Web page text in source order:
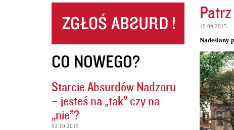
CO NOWEGO?
Starcie Absurdów Nadzoru
– jesteś na „tak” czy na
„nie”?
03.10.2015
10.09.2015
Nadesłany